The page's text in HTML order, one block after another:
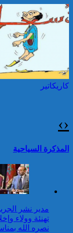
حرائق الغابات :
الأوروبي يعبئ
لدعم فرنسا والبرتغال
بالمناطق الحضرية
مقدونيا الشمالية
العرش المجيد
عيد العرش: جلالة
يتوصل ببرقية
جمهورية ليتوانيا
توقيف شخصين هددا
بسكينين خلال
تقرير: 67,7%
وضعية إعاقة لم
كاريكاتير
كاريكاتير
‹
›
المذكرة السياحية
مدير نشر
تهنئة وولاء
نصره الله